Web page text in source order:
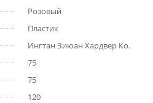
Розовый
Пластик
Ингтан Зиюан Хардвер Ко.
75
75
120